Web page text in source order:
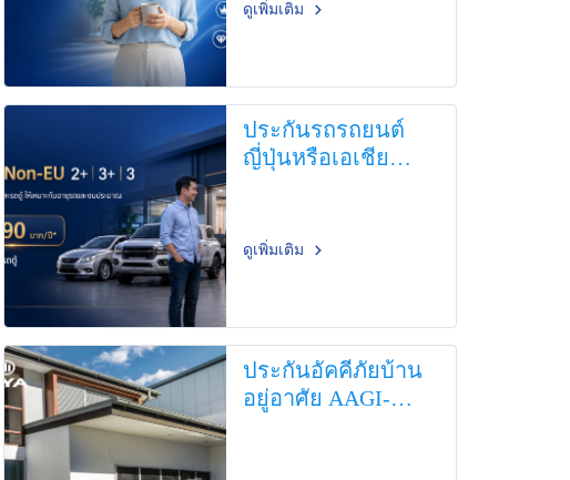
ดูเพิ่มเติม
ประกันรถรถยนต์
ญี่ปุ่นหรือเอเชีย
ดูเพิ่มเติม
ประกันอัคคีภัยบ้าน
อยู่อาศัย AAGI-